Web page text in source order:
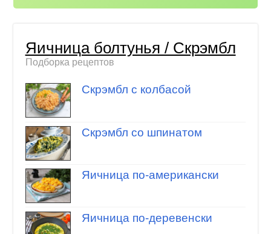
Яичница болтунья / Скрэмбл
Подборка рецептов
Скрэмбл с колбасой
Скрэмбл со шпинатом
Яичница по-американски
Яичница по-деревенски